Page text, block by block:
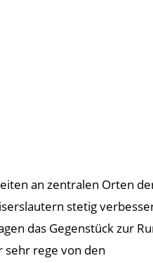
an zentralen Orten
stetig
das Gegenstück zur
sehr rege von den